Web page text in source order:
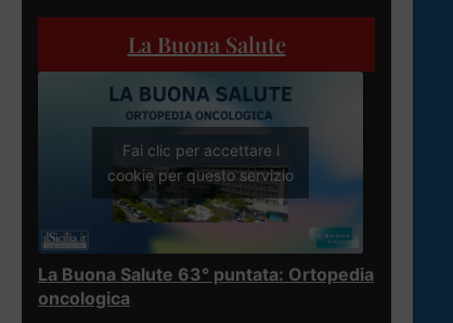
La Buona Salute
Fai clic per accettare i
cookie per questo servizio
La Buona Salute 63° puntata: Ortopedia
oncologica